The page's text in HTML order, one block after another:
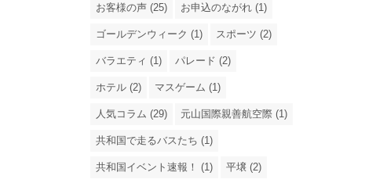
お客様の声 (25) お申込のながれ (1)
ゴールデンウィーク (1) スポーツ (2)
バラエティ (1) パレード (2)
ホテル (2) マスゲーム (1)
人気コラム (29) 元山国際親善航空際 (1)
共和国で走るバスたち (1)
共和国イベント速報！ (1) 平壌 (2)